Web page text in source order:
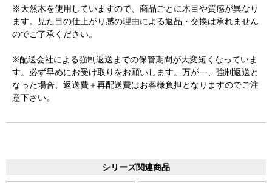
※天然木を使用していますので、商品ごとに木目や質感が異なり
ます。見た目の仕上がり感の理由による返品・交換は承れません
のでご了承ください。
※配送会社による強制返送までの保管期間が大変短くなっていま
す。必ず早めにお受け取りをお願いします。万が一、強制返送と
なった場合、返送費＋再配送費はお客様負担となりますのでご注
意下さい。
シリーズ関連商品